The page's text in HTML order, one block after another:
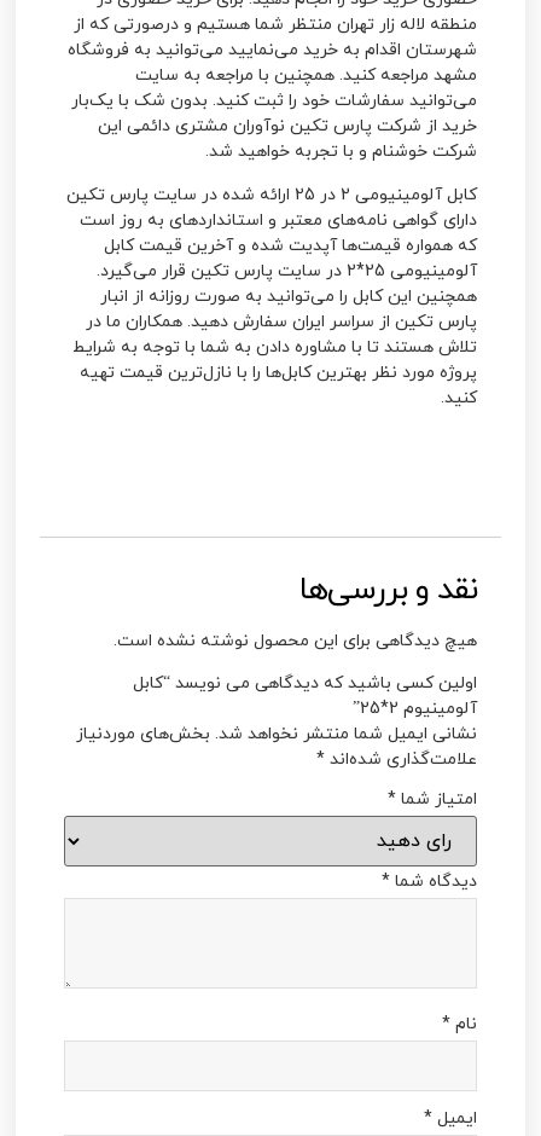
منطقه لاله زار تهران منتظر شما هستیم و درصورتی که از
شهرستان اقدام به خرید می‌نمایید می‌توانید به فروشگاه
مشهد مراجعه کنید. همچنین با مراجعه به سایت
می‌توانید سفارشات خود را ثبت کنید. بدون شک با یک‌بار
خرید از شرکت پارس تکین نوآوران مشتری دائمی این
شرکت خوشنام و با تجربه خواهید شد.
کابل آلومینیومی 2 در 25 ارائه شده در سایت پارس تکین
دارای گواهی نامه‌های معتبر و استاندارد‌های به روز است
که همواره قیمت‌ها آپدیت شده و آخرین قیمتکابل
آلومینیومی 25*2
در سایت پارس تکین قرار می‌گیرد.
همچنین این کابل را می‌توانید به صورت روزانه از انبار
پارس تکین از سراسر ایران سفارش دهید. همکاران ما در
تلاش هستند تا با مشاوره دادن به شما با توجه به شرایط
پروژه مورد نظر بهترین کابل‌ها را با نازل‌ترین قیمت‌ تهیه
کنید.
نقد و بررسی‌ها
هیچ دیدگاهی برای این محصول نوشته نشده است.
اولین کسی باشید که دیدگاهی می نویسد “کابل
آلومینیوم 2*25”
نشانی ایمیل شما منتشر نخواهد شد. بخش‌های موردنیاز
علامت‌گذاری شده‌اند*
امتیاز شما*
دیدگاه شما*
نام*
ایمیل*